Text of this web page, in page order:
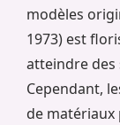
modèles
1973) est
atteindre des
Cependant,
de